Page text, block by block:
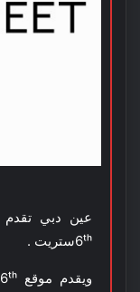
6ᵗʰستريت .